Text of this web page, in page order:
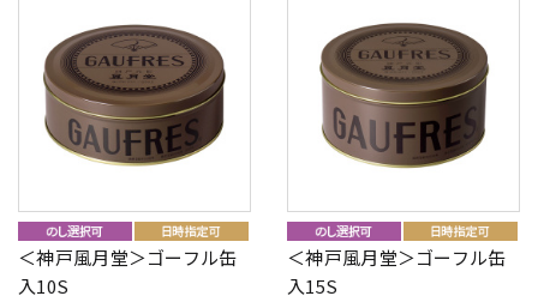
＜神戸風月堂＞ゴーフル缶
入10S
＜神戸風月堂＞ゴーフル缶
入15S